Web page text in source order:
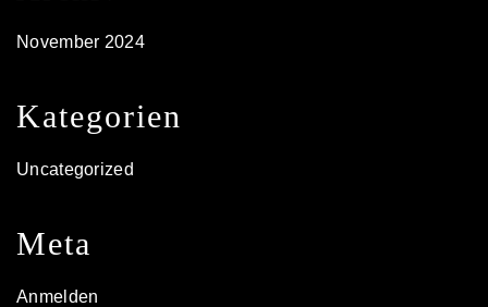
November 2024
Kategorien
Uncategorized
Meta
Anmelden